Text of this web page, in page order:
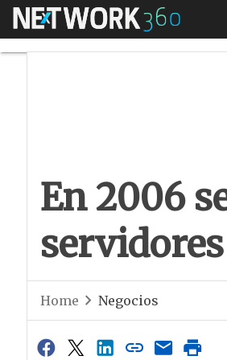
Menú
En 2006
servidores
Home Negocios